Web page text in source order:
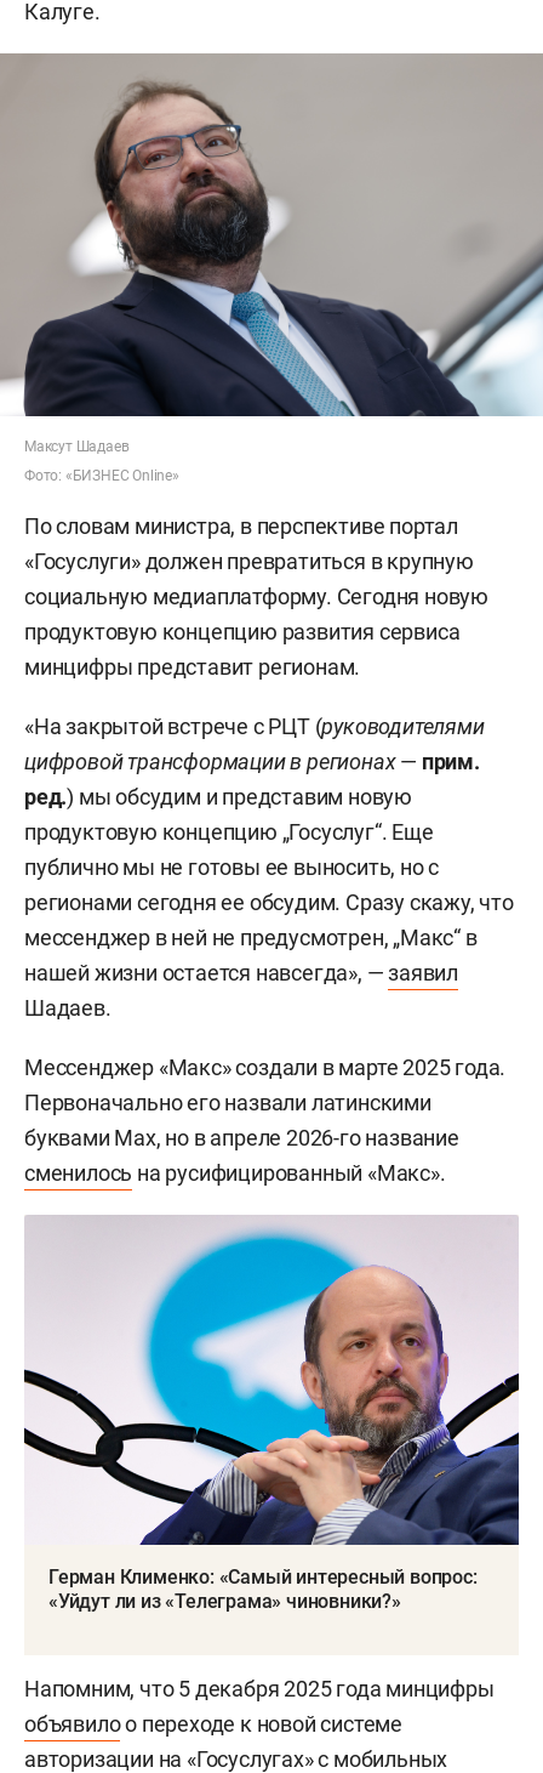
Калуге.
Максут Шадаев
Фото: «БИЗНЕС Online»
По словам министра, в перспективе портал
«Госуслуги» должен превратиться в крупную
социальную медиаплатформу. Сегодня новую
продуктовую концепцию развития сервиса
минцифры представит регионам.
«На закрытой встрече с РЦТ (руководителями
цифровой трансформации в регионах— прим.
ред.) мы обсудим и представим новую
продуктовую концепцию „Госуслуг“. Еще
публично мы не готовы ее выносить, но с
регионами сегодня ее обсудим. Сразу скажу, что
мессенджер в ней не предусмотрен, „Макс“ в
нашей жизни остается навсегда», —заявил
Шадаев.
Мессенджер «Макс» создали в марте 2025 года.
Первоначально его назвали латинскими
буквами Max, но в апреле 2026-го название
сменилось на русифицированный «Макс».
Герман Клименко: «Самый интересный вопрос:
«Уйдут ли из «Телеграма» чиновники?»
Напомним, что 5 декабря 2025 года минцифры
объявилоо переходе к новой системе
авторизации на «Госуслугах» с мобильных